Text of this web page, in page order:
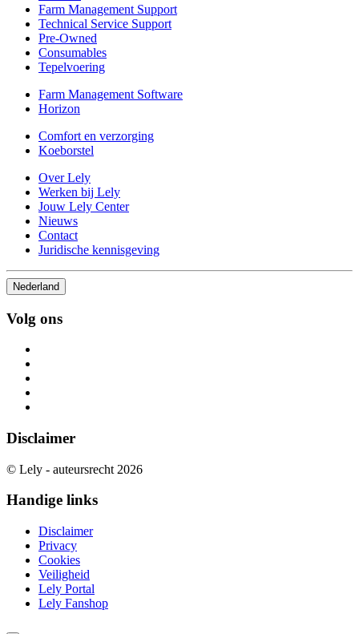
Farm Management Support
Technical Service Support
Pre-Owned
Consumables
Tepelvoering
Farm Management Software
Horizon
Comfort en verzorging
Koeborstel
Over Lely
Werken bij Lely
Jouw Lely Center
Nieuws
Contact
Juridische kennisgeving
Nederland
Volg ons
Disclaimer
© Lely - auteursrecht 2026
Handige links
Disclaimer
Privacy
Cookies
Veiligheid
Lely Portal
Lely Fanshop